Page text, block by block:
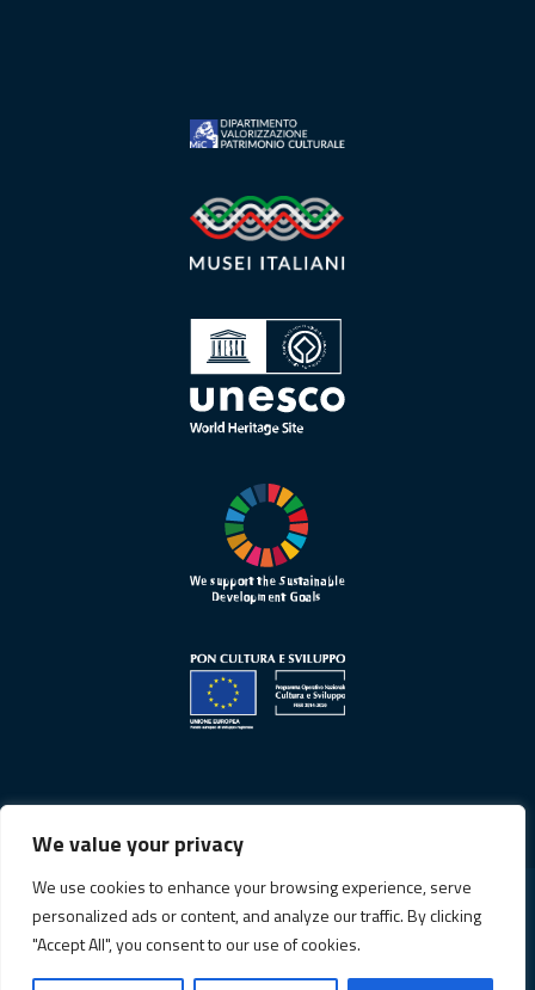
We value your privacy
We use cookies to enhance your browsing experience, serve
personalized ads or content, and analyze our traffic. By clicking
"Accept All", you consent to our use of cookies.
Informativa sulla privacy